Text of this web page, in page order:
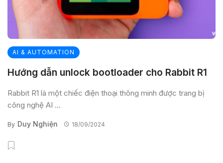
AI & AUTOMATION
Hướng dẫn unlock bootloader cho Rabbit R1
Rabbit R1 là một chiếc điện thoại thông minh được trang bị
công nghệ AI ...
By Duy Nghiện 18/09/2024